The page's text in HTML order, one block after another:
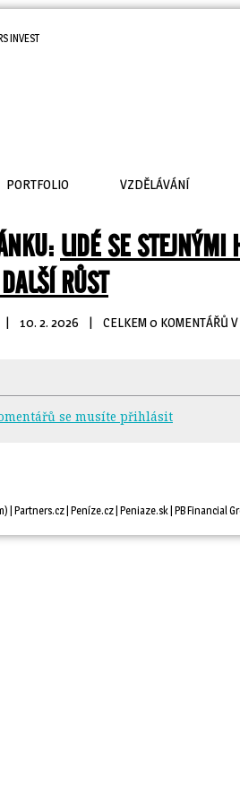
LIDÉ SE STEJNÝMI
RŮST
| 10. 2. 2026 | CELKEM 0 KOMENTÁŘŮ
se musíte přihlásit
INVEST
PORTFOLIO VZDĚLÁVÁNÍ
) | Partners.cz Peníze.cz Peniaze.sk PB Financial